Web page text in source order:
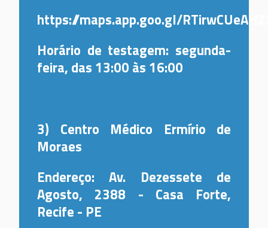
https://maps.app.goo.gl/
Horário de testagem: segunda-
feira, das 13:00 às 16:00
3) Centro Médico Ermírio de
Moraes
Endereço: Av. Dezessete de
Agosto, 2388 - Casa Forte,
Recife - PE